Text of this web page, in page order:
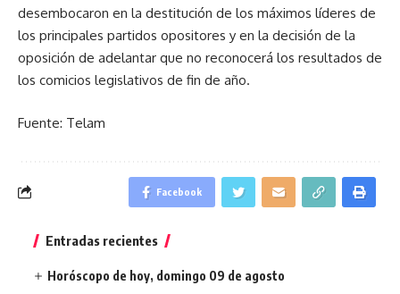
desembocaron en la destitución de los máximos líderes de
los principales partidos opositores y en la decisión de la
oposición de adelantar que no reconocerá los resultados de
los comicios legislativos de fin de año.
Fuente: Telam
Facebook
Entradas recientes
Horóscopo de hoy, domingo 09 de agosto